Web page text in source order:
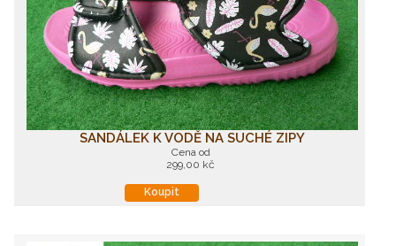
SANDÁLEK K VODĚ NA SUCHÉ ZIPY
Cena od
299,00 kč
Koupit